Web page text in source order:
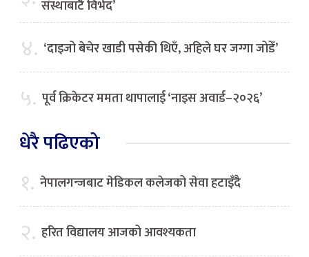
संस्थाबाटै विभेद’
४. ‘दाइजो बेचेर खाडी पसेकी थिएँ, अहिले घर जग्गा जोडेँ’
५. पूर्व क्रिकेटर ममता थापालाई ‘नाइस अवार्ड–२०२६’
धेरै पढिएको
१. नेपालगन्जबाट मेडिकल कलेजको सेवा हटाइँदै
२. हरित विद्यालय आजको आवश्यकता